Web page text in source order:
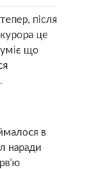
після
це
що
в
наради